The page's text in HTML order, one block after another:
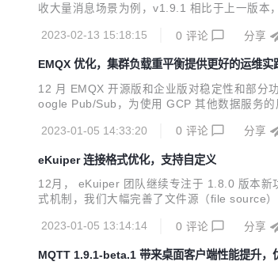
收大量消息场景为例，v1.9.1 相比于上一版本
消息时点击主题过滤的...
2023-02-13 15:18:15 0 评论 分享
EMQX 优化，集群负载重平衡提供更好的运维实
12 月 EMQX 开源版和企业版对稳定性和部分
oogle Pub/Sub，为使用 GCP 其他数据服务
2023-01-05 14:33:20
0 评论 分享
eKuiper 连接格式优化，支持自定义
12月， eKuiper 团队继续专注于 1.8.0 版本新
式机制，我们大幅完善了文件源（file source
2023-01-05 13:14:14
0 评论 分享
MQTT 1.9.1-beta.1 带来桌面客户端性能提升，